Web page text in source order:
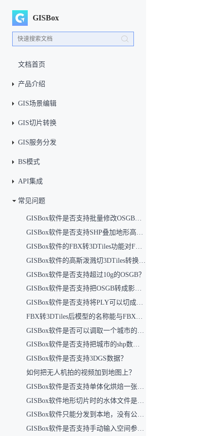
GISBox
文档首页
产品介绍
GIS场景编辑
GIS切片转换
GIS服务分发
BS模式
API集成
常见问题
GISBox软件是否支持批量修改OSGB数据中的反面问题？
GISBox软件是否支持SHP叠加地形高度（即结合DEM文件，使建筑SHP在切片时融入地形高度，并在前端地形数据上呈现）？
GISBox软件的FBX转3DTiles功能对FBX文件大小是否有上限限制？目前支持的最大文件容量是多少？
GISBox软件的高斯泼溅切3DTiles转换功能对文件大小有何限制？
GISBox软件是否支持超过10g的OSGB？
GISBox软件是否支持把OSGB转成影像切片？
GISBox软件是否支持将PLY可以切成3DTiles再反切成OSGB？
GISBox软件是否支持把城市的shp数据批量转换成3DTiles？
GISBox软件是否支持3DGS数据？
如何把无人机拍的视频加到地图上？
GISBox软件是否支持单体化烘焙一张贴图上吗？（将这一张图所涉及模型导出成一个模型）
GISBox软件地形切片时的水体文件是什么文件？
GISBox软件只能分发到本地，没有公共云吗？
GISBox软件是否支持手动输入空间参考？